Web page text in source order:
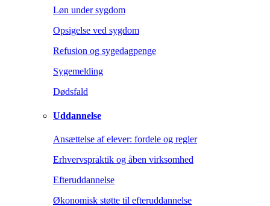
Løn under sygdom
Opsigelse ved sygdom
Refusion og sygedagpenge
Sygemelding
Dødsfald
Uddannelse
Ansættelse af elever: fordele og regler
Erhvervspraktik og åben virksomhed
Efteruddannelse
Økonomisk støtte til efteruddannelse